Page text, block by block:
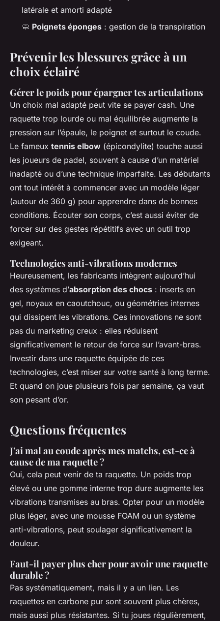
latérale et amorti adapté
🧼 Poignets éponges : gestion de la transpiration
Prévenir les blessures grâce à un
choix éclairé
Gérer le poids pour épargner tes articulations
Un choix mal adapté peut vite se payer cash. Une
raquette trop lourde ou mal équilibrée augmente la
pression sur l’épaule, le poignet et surtout le coude.
Le fameux tennis elbow (épicondylite) touche aussi
les joueurs de padel, souvent à cause d’un matériel
inadapté ou d’une technique imparfaite. Les débutants
ont tout intérêt à commencer avec un modèle léger
(autour de 360 g) pour apprendre dans de bonnes
conditions. Écouter son corps, c’est aussi éviter de
forcer sur des gestes répétitifs avec un outil trop
exigeant.
Technologies anti-vibrations modernes
Heureusement, les fabricants intègrent aujourd’hui
des systèmes d’absorption des chocs : inserts en
gel, noyaux en caoutchouc, ou géométries internes
qui dissipent les vibrations. Ces innovations ne sont
pas du marketing creux : elles réduisent
significativement le retour de force sur l’avant-bras.
Investir dans une raquette équipée de ces
technologies, c’est miser sur votre santé à long terme.
Et quand on joue plusieurs fois par semaine, ça vaut
son pesant d’or.
Questions fréquentes
J'ai mal au coude après mes matchs, est-ce à
cause de ma raquette ?
Oui, cela peut venir de ta raquette. Un poids trop
élevé ou une gomme interne trop dure augmente les
vibrations transmises au bras. Opter pour un modèle
plus léger, avec une mousse FOAM ou un système
anti-vibrations, peut soulager significativement la
douleur.
Faut-il payer plus cher pour avoir une raquette
durable ?
Pas systématiquement, mais il y a un lien. Les
raquettes en carbone pur sont souvent plus chères,
mais aussi plus résistantes. Si tu joues régulièrement,